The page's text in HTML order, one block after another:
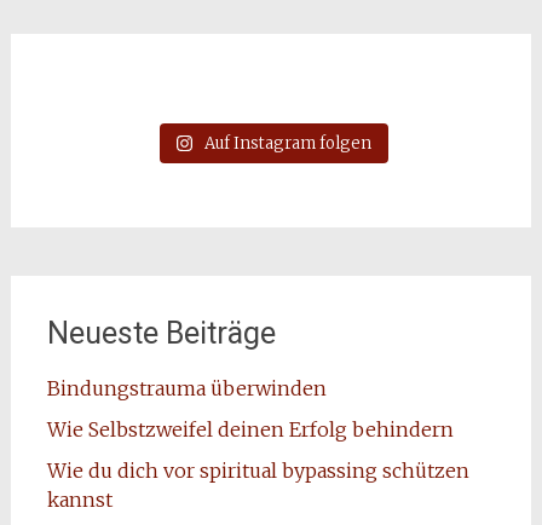
Auf Instagram folgen
Neueste Beiträge
Bindungstrauma überwinden
Wie Selbstzweifel deinen Erfolg behindern
Wie du dich vor spiritual bypassing schützen
kannst